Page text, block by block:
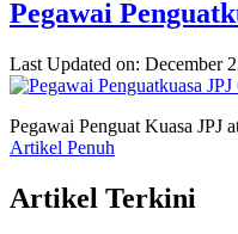
Pegawai
Last Updated on: December
Pegawai Penguat Kuasa JPJ
Artikel Penuh
Artikel Terkini